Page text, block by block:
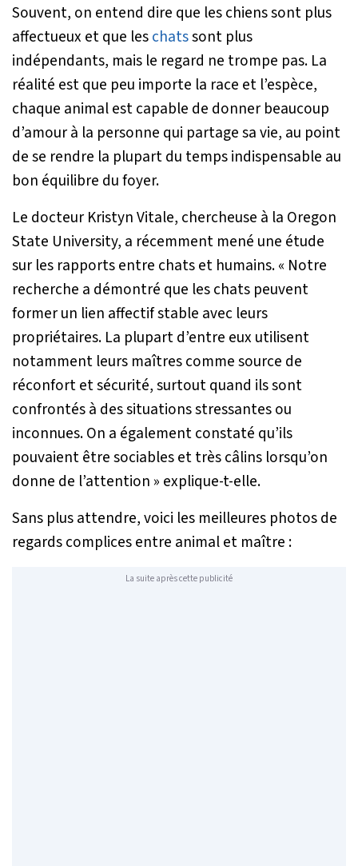
Souvent, on entend dire que les chiens sont plus
affectueux et que leschatssont plus
indépendants, mais le regard ne trompe pas. La
réalité est que peu importe la race et l’espèce,
chaque animal est capable de donner beaucoup
d’amour à la personne qui partage sa vie, au point
de se rendre la plupart du temps indispensable au
bon équilibre du foyer.
Le docteur Kristyn Vitale, chercheuse à la Oregon
State University, a récemment mené une étude
sur les rapports entre chats et humains.« Notre
recherche a démontré que les chats peuvent
former un lien affectif stable avec leurs
propriétaires. La plupart d’entre eux utilisent
notamment leurs maîtres comme source de
réconfort et sécurité, surtout quand ils sont
confrontés à des situations stressantes ou
inconnues. On a également constaté qu’ils
pouvaient être sociables et très câlins lorsqu’on
donne de l’attention » explique-t-elle.
Sans plus attendre, voici les meilleures photos de
regards complices entre animal et maître :
La suite après cette publicité